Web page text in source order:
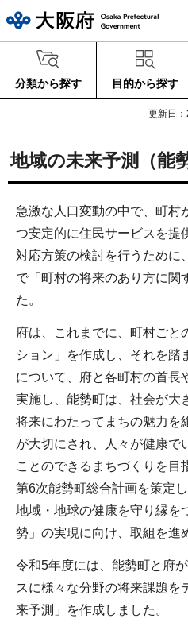
分類から探す 目的から探す
更新日
地域の未来予測（能
急激な人口変動の中で、町村
つ安定的に住民サービスを提
対応方策の検討を行うために
で「町村の将来のあり方に関
た。
府は、これまでに、町村ごと
ション」を作成し、それを踏
について、府と各町村の首長
実施し、能勢町は、社会が大
将来にわたってまちの魅力を
が大切にされ、人々が健康で
ことのできるまちづくりを目
第6次能勢町総合計画を策定
地域・地球の健康を守り縁を
勢」の実現に向け、取組を進
令和5年度には、能勢町と府
スに様々な分野の将来課題を
来予測」を作成しました。